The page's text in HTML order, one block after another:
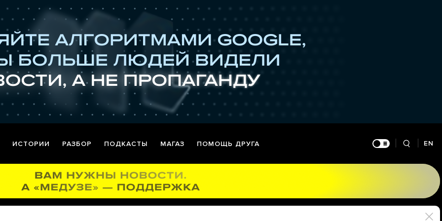
ИСТОРИИ РАЗБОР ПОДКАСТЫ МАГАЗ ПОМОЩЬ ДРУГА EN